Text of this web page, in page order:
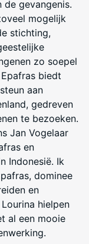
gevangenis.
mogelijk
stichting,
zo soepel
biedt
aan
gedreven
te bezoeken.
Jan Vogelaar
en
Indonesië. Ik
dominee
en
hielpen
al een mooie